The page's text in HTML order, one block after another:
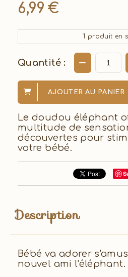
6,99 €
1 produit en
Quantité :
AJOUTER AU PANIER
Le doudou éléphant
multitude de
découvertes pour
votre bébé.
Description
Bébé va adorer
nouvel ami l'éléphant.